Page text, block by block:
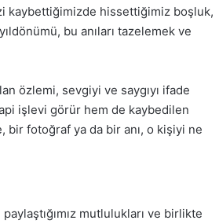
kaybettiğimizde hissettiğimiz boşluk,
bu anıları tazelemek ve
özlemi, sevgiyi ve saygıyı ifade
işlevi görür hem de kaybedilen
bir fotoğraf ya da bir anı, o kişiyi ne
mutlulukları ve birlikte